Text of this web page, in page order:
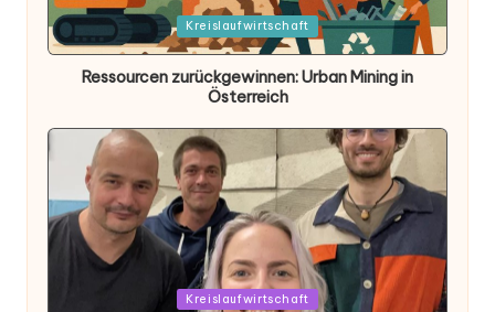
Posted
in
Kreislaufwirtschaft
Ressourcen zurückgewinnen: Urban Mining in
Österreich
Kreislaufwirtschaft